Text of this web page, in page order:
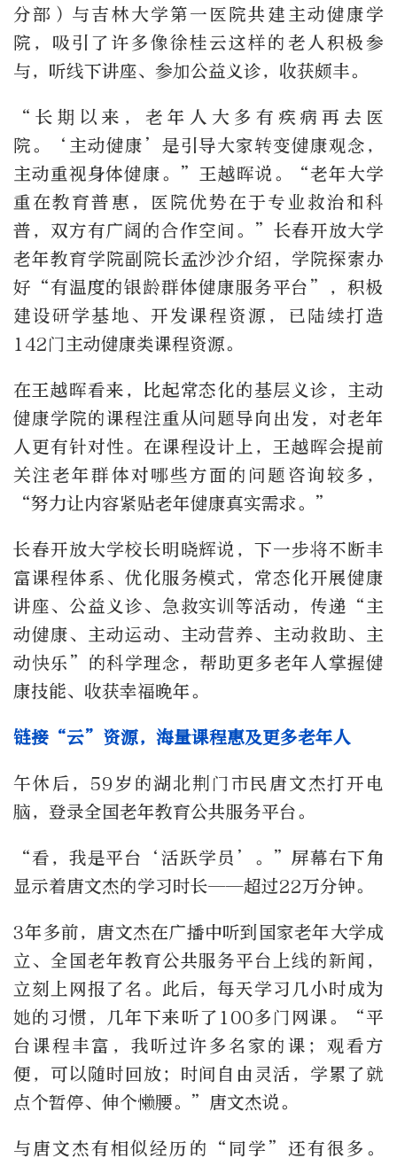
分部）与吉林大学第一医院共建主动健康学
院，吸引了许多像徐桂云这样的老人积极参
与，听线下讲座、参加公益义诊，收获颇丰。
“长期以来，老年人大多有疾病再去医
院。‘主动健康’是引导大家转变健康观念，
主动重视身体健康。”王越晖说。“老年大学
重在教育普惠，医院优势在于专业救治和科
普，双方有广阔的合作空间。”长春开放大学
老年教育学院副院长孟沙沙介绍，学院探索办
好“有温度的银龄群体健康服务平台”，积极
建设研学基地、开发课程资源，已陆续打造
142门主动健康类课程资源。
在王越晖看来，比起常态化的基层义诊，主动
健康学院的课程注重从问题导向出发，对老年
人更有针对性。在课程设计上，王越晖会提前
关注老年群体对哪些方面的问题咨询较多，
“努力让内容紧贴老年健康真实需求。”
长春开放大学校长明晓辉说，下一步将不断丰
富课程体系、优化服务模式，常态化开展健康
讲座、公益义诊、急救实训等活动，传递“主
动健康、主动运动、主动营养、主动救助、主
动快乐”的科学理念，帮助更多老年人掌握健
康技能、收获幸福晚年。
链接“云”资源，海量课程惠及更多老年人
午休后，59岁的湖北荆门市民唐文杰打开电
脑，登录全国老年教育公共服务平台。
“看，我是平台‘活跃学员’。”屏幕右下角
显示着唐文杰的学习时长——超过22万分钟。
3年多前，唐文杰在广播中听到国家老年大学成
立、全国老年教育公共服务平台上线的新闻，
立刻上网报了名。此后，每天学习几小时成为
她的习惯，几年下来听了100多门网课。“平
台课程丰富，我听过许多名家的课；观看方
便，可以随时回放；时间自由灵活，学累了就
点个暂停、伸个懒腰。”唐文杰说。
与唐文杰有相似经历的“同学”还有很多。